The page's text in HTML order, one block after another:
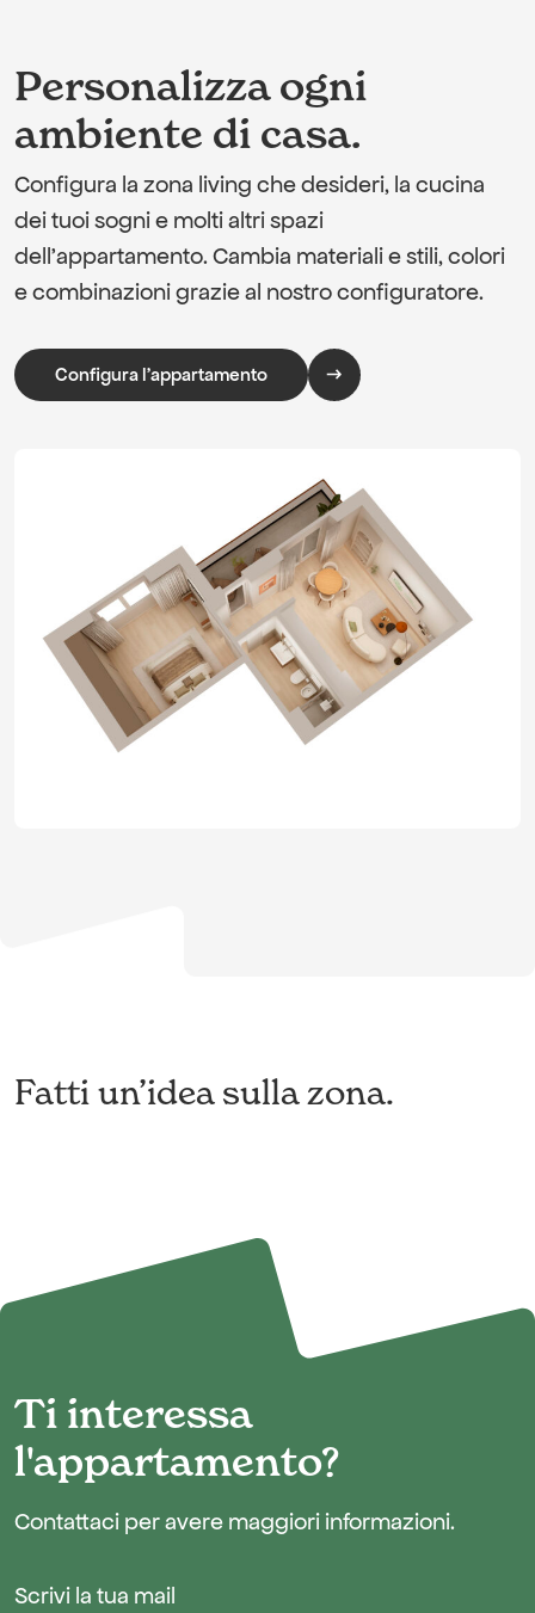
Personalizza ogni
ambiente di casa.
Configura la zona living che desideri, la cucina
dei tuoi sogni e molti altri spazi
dell’appartamento. Cambia materiali e stili, colori
e combinazioni grazie al nostro configuratore.
Configura l'appartamento
Fatti un’idea sulla zona.
Ti interessa
l'appartamento?
Contattaci per avere maggiori informazioni.
Scrivi la tua mail